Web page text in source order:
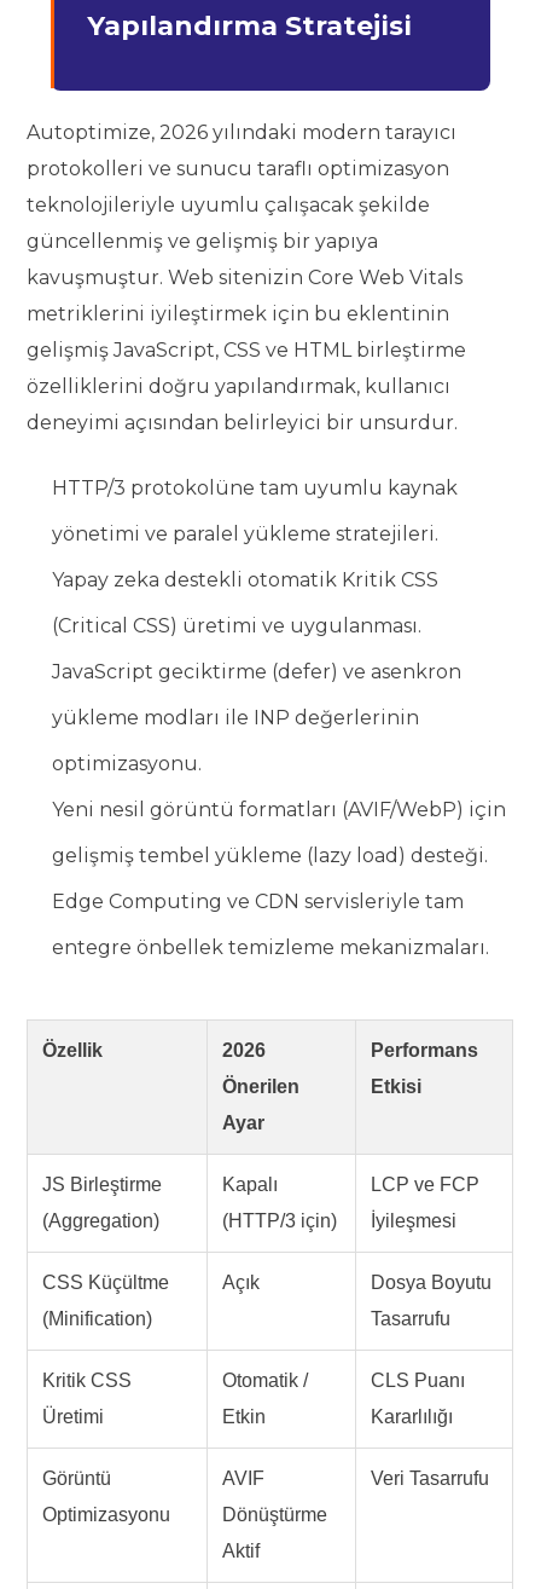
Yapılandırma Stratejisi
Autoptimize, 2026 yılındaki modern tarayıcı
protokolleri ve sunucu taraflı optimizasyon
teknolojileriyle uyumlu çalışacak şekilde
güncellenmiş ve gelişmiş bir yapıya
kavuşmuştur. Web sitenizin Core Web Vitals
metriklerini iyileştirmek için bu eklentinin
gelişmiş JavaScript, CSS ve HTML birleştirme
özelliklerini doğru yapılandırmak, kullanıcı
deneyimi açısından belirleyici bir unsurdur.
HTTP/3 protokolüne tam uyumlu kaynak
yönetimi ve paralel yükleme stratejileri.
Yapay zeka destekli otomatik Kritik CSS
(Critical CSS) üretimi ve uygulanması.
JavaScript geciktirme (defer) ve asenkron
yükleme modları ile INP değerlerinin
optimizasyonu.
Yeni nesil görüntü formatları (AVIF/WebP) için
gelişmiş tembel yükleme (lazy load) desteği.
Edge Computing ve CDN servisleriyle tam
entegre önbellek temizleme mekanizmaları.
Özellik
2026
Önerilen
Ayar
Performans
Etkisi
JS Birleştirme
(Aggregation)
Kapalı
(HTTP/3 için)
LCP ve FCP
İyileşmesi
CSS Küçültme
(Minification)
Açık
Dosya Boyutu
Tasarrufu
Kritik CSS
Üretimi
Otomatik /
Etkin
CLS Puanı
Kararlılığı
Görüntü
Optimizasyonu
AVIF
Dönüştürme
Aktif
Veri Tasarrufu